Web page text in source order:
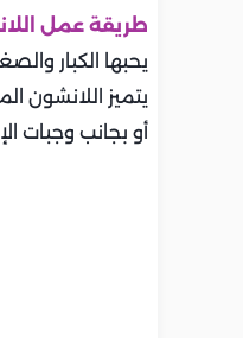
طريقة عمل
يحبها الكبار
يتميز اللانشون
أو بجانب وجبات